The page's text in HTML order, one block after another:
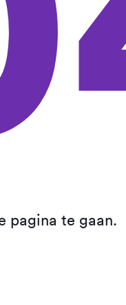
pagina te gaan.